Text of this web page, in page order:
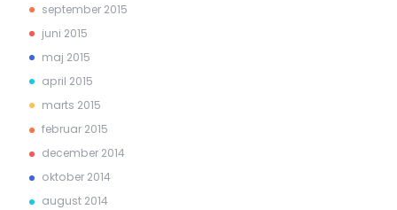
september 2015
juni 2015
maj 2015
april 2015
marts 2015
februar 2015
december 2014
oktober 2014
august 2014